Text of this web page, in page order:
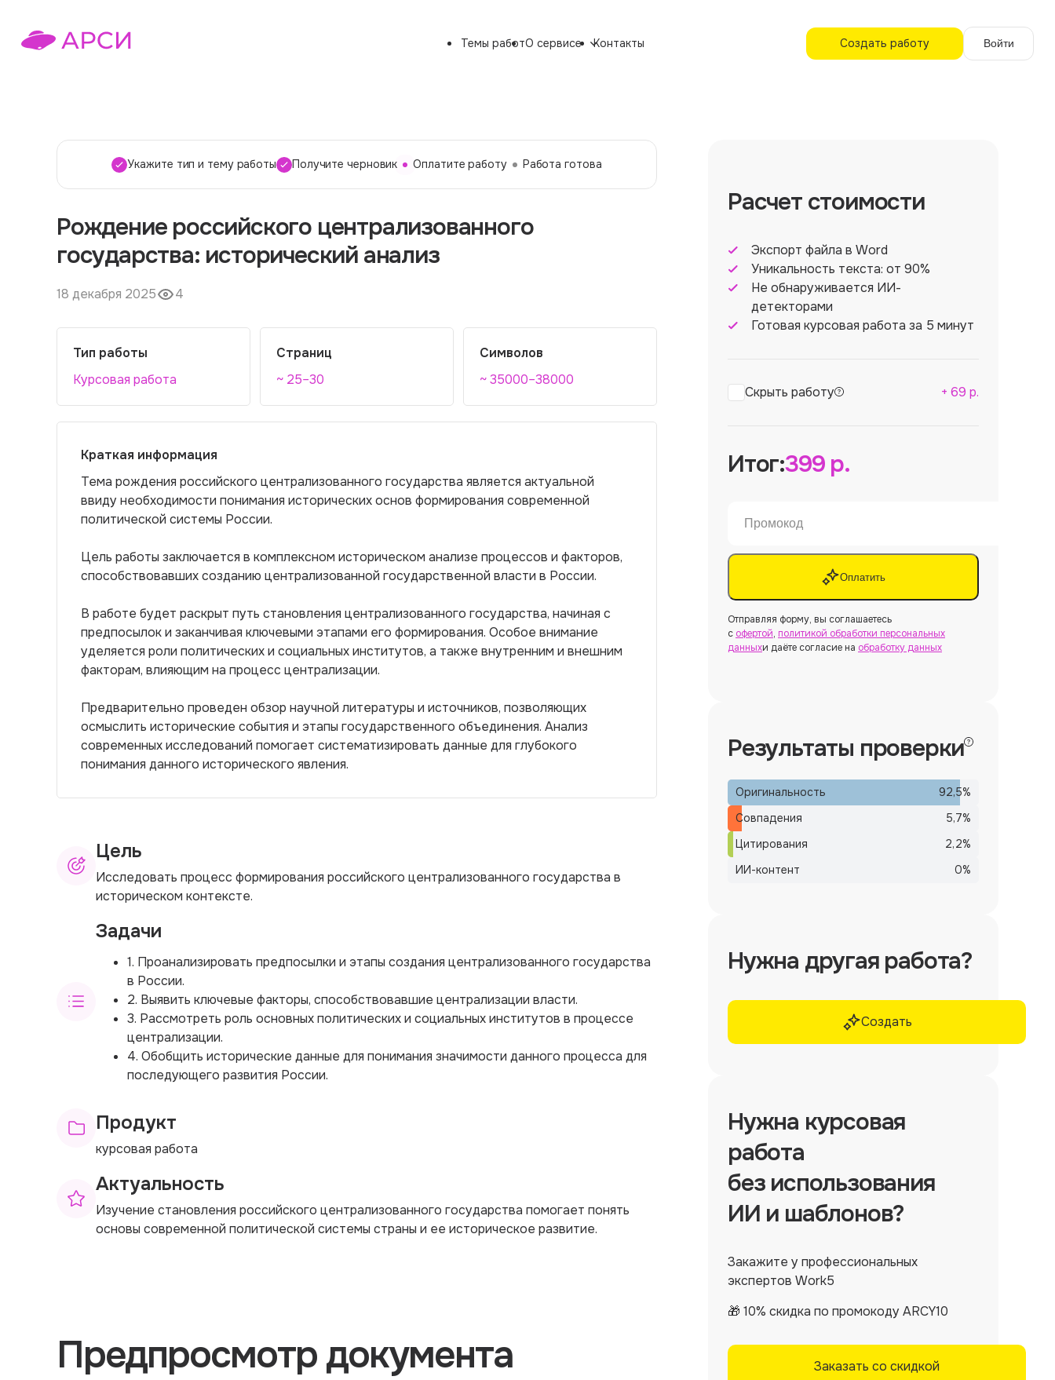
Темы работО сервисе Контакты Создать работу Войти
Укажите тип и тему работы Получите черновик Оплатите работу Работа готова
Рождение российского централизованного
государства: исторический анализ
18 декабря 2025 4
Тип работы
Курсовая работа
Страниц
~ 25–30
Символов
~ 35000–38000
Краткая информация
Тема рождения российского централизованного государства является актуальной
ввиду необходимости понимания исторических основ формирования современной
политической системы России.
Цель работы заключается в комплексном историческом анализе процессов и факторов,
способствовавших созданию централизованной государственной власти в России.
В работе будет раскрыт путь становления централизованного государства, начиная с
предпосылок и заканчивая ключевыми этапами его формирования. Особое внимание
уделяется роли политических и социальных институтов, а также внутренним и внешним
факторам, влияющим на процесс централизации.
Предварительно проведен обзор научной литературы и источников, позволяющих
осмыслить исторические события и этапы государственного объединения. Анализ
современных исследований помогает систематизировать данные для глубокого
понимания данного исторического явления.
Цель
Исследовать процесс формирования российского централизованного государства в
историческом контексте.
Задачи
1. Проанализировать предпосылки и этапы создания централизованного государства
в России.
2. Выявить ключевые факторы, способствовавшие централизации власти.
3. Рассмотреть роль основных политических и социальных институтов в процессе
централизации.
4. Обобщить исторические данные для понимания значимости данного процесса для
последующего развития России.
Продукт
курсовая работа
Актуальность
Изучение становления российского централизованного государства помогает понять
основы современной политической системы страны и ее историческое развитие.
Предпросмотр документа
Расчет стоимости
Экспорт файла в Word
Уникальность текста: от 90%
Не обнаруживается ИИ-
детекторами
Готовая курсовая работа за 5 минут
Скрыть работу + 69 р.
Итог:399р.
Оплатить
Отправляя форму, вы соглашаетесь
с офертой, политикой обработки персональных
данныхи даёте согласие на обработку данных
Результаты проверки
Оригинальность 92,5%
Совпадения
5,7%
Цитирования
2,2%
ИИ-контент
0%
Нужна другая работа?
Создать
Нужна курсовая
работа
без использования
ИИ и шаблонов?
Закажите у профессиональных
экспертов Work5
🎁 10% скидка по промокоду ARCY10
Заказать со скидкой